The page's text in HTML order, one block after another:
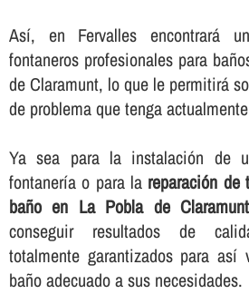
Así­, en Fervalles encontrará
fontaneros profesionales para
de Claramunt, lo que le permitirá
de problema que tenga
Ya sea para la instalación de
fontanerí­a o para la reparación de
baño en La Pobla de Claramunt
conseguir resultados de
totalmente garantizados para así­
baño adecuado a sus necesidades.